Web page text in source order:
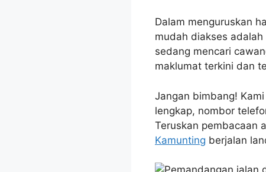
Dalam menguruskan
mudah diakses
sedang mencari
maklumat terkini dan
Jangan bimbang!
lengkap, nombor
Teruskan pembacaan
Kamunting berjalan